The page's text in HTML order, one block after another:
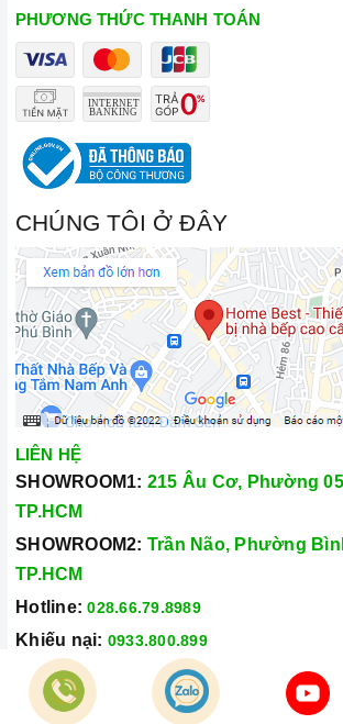
PHƯƠNG THỨC THANH TOÁN
CHÚNG TÔI Ở ĐÂY
LIÊN HỆ
SHOWROOM1: 215 Âu Cơ, Phường
TP.HCM
SHOWROOM2: Trần Não, Phường
TP.HCM
Hotline: 028.66.79.8989
Khiếu nại: 0933.800.899